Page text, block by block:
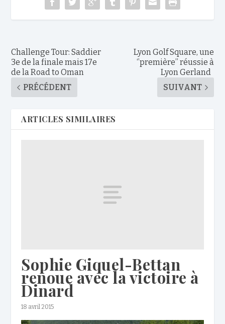
Challenge Tour: Saddier
3e de la finale mais 17e
de la Road to Oman
PRÉCÉDENT
Lyon Golf Square, une
‘’première’’ réussie à
Lyon Gerland
SUIVANT
ARTICLES SIMILAIRES
Sophie Giquel-Bettan
renoue avec la victoire à
Dinard
18 avril 2015